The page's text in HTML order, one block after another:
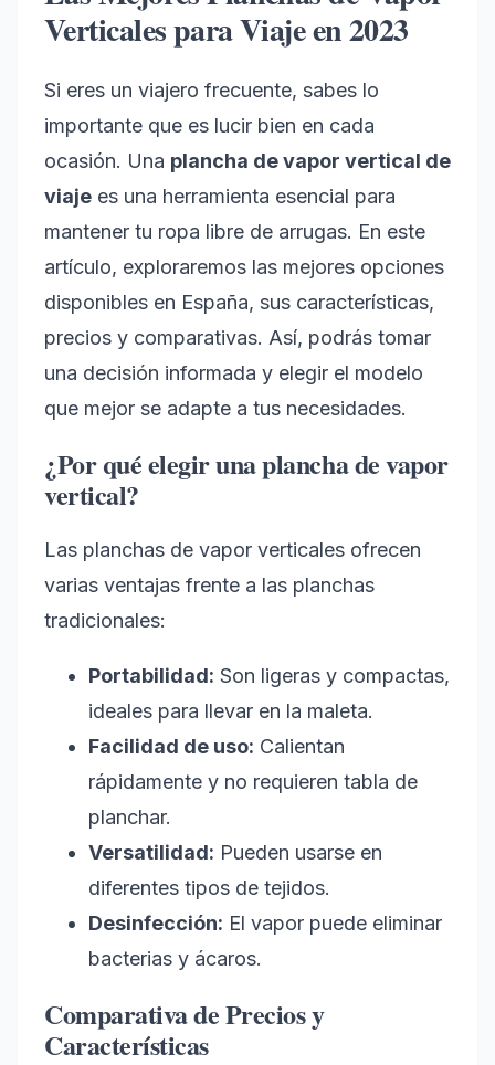
Verticales para Viaje en 2023
Si eres un viajero frecuente, sabes lo
importante que es lucir bien en cada
ocasión. Una plancha de vapor vertical de
viaje es una herramienta esencial para
mantener tu ropa libre de arrugas. En este
artículo, exploraremos las mejores opciones
disponibles en España, sus características,
precios y comparativas. Así, podrás tomar
una decisión informada y elegir el modelo
que mejor se adapte a tus necesidades.
¿Por qué elegir una plancha de vapor
vertical?
Las planchas de vapor verticales ofrecen
varias ventajas frente a las planchas
tradicionales:
Portabilidad: Son ligeras y compactas,
ideales para llevar en la maleta.
Facilidad de uso: Calientan
rápidamente y no requieren tabla de
planchar.
Versatilidad: Pueden usarse en
diferentes tipos de tejidos.
Desinfección: El vapor puede eliminar
bacterias y ácaros.
Comparativa de Precios y
Características